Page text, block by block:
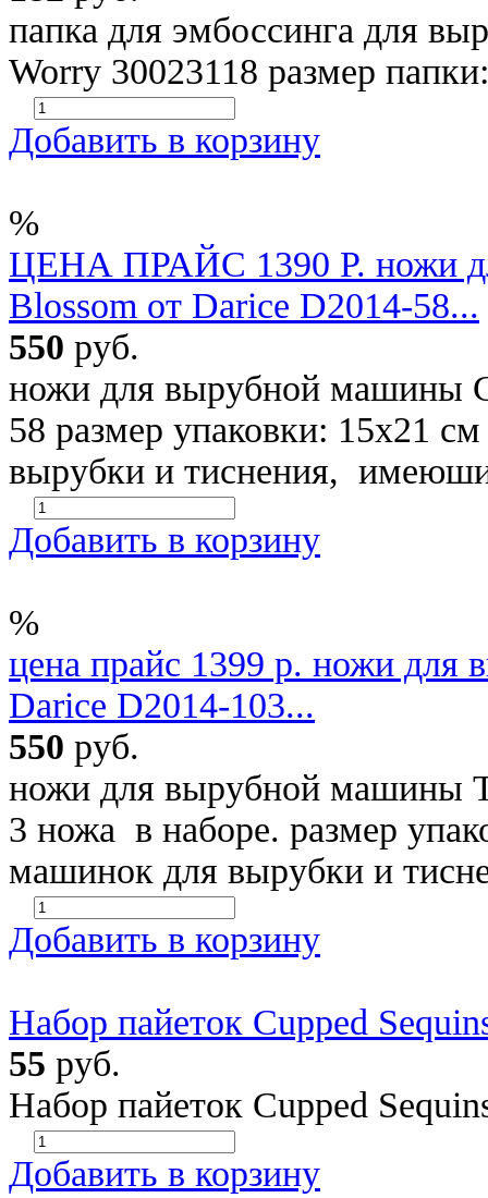
папка для эмбоссинга для
Worry 30023118 размер
Добавить в корзину
%
ЦЕНА ПРАЙС 1390 Р. ножи
Blossom от Darice D2014-58...
550 руб.
ножи для вырубной машины
58 размер упаковки: 15х21
вырубки и тиснения,
Добавить в корзину
%
цена прайс 1399 р. ножи
Darice D2014-103...
550 руб.
ножи для вырубной машины
3 ножа в наборе. размер
машинок для вырубки и
Добавить в корзину
Набор пайеток Cupped
55 руб.
Набор пайеток Cupped
Добавить в корзину